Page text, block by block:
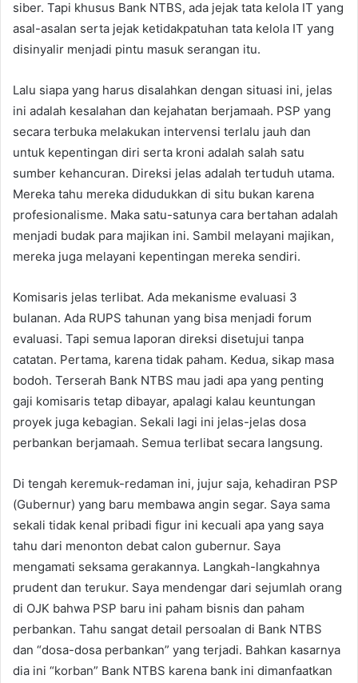
siber. Tapi khusus Bank NTBS, ada jejak tata kelola IT yang
asal-asalan serta jejak ketidakpatuhan tata kelola IT yang
disinyalir menjadi pintu masuk serangan itu.
Lalu siapa yang harus disalahkan dengan situasi ini, jelas
ini adalah kesalahan dan kejahatan berjamaah. PSP yang
secara terbuka melakukan intervensi terlalu jauh dan
untuk kepentingan diri serta kroni adalah salah satu
sumber kehancuran. Direksi jelas adalah tertuduh utama.
Mereka tahu mereka didudukkan di situ bukan karena
profesionalisme. Maka satu-satunya cara bertahan adalah
menjadi budak para majikan ini. Sambil melayani majikan,
mereka juga melayani kepentingan mereka sendiri.
Komisaris jelas terlibat. Ada mekanisme evaluasi 3
bulanan. Ada RUPS tahunan yang bisa menjadi forum
evaluasi. Tapi semua laporan direksi disetujui tanpa
catatan. Pertama, karena tidak paham. Kedua, sikap masa
bodoh. Terserah Bank NTBS mau jadi apa yang penting
gaji komisaris tetap dibayar, apalagi kalau keuntungan
proyek juga kebagian. Sekali lagi ini jelas-jelas dosa
perbankan berjamaah. Semua terlibat secara langsung.
Di tengah keremuk-redaman ini, jujur saja, kehadiran PSP
(Gubernur) yang baru membawa angin segar. Saya sama
sekali tidak kenal pribadi figur ini kecuali apa yang saya
tahu dari menonton debat calon gubernur. Saya
mengamati seksama gerakannya. Langkah-langkahnya
prudent dan terukur. Saya mendengar dari sejumlah orang
di OJK bahwa PSP baru ini paham bisnis dan paham
perbankan. Tahu sangat detail persoalan di Bank NTBS
dan “dosa-dosa perbankan” yang terjadi. Bahkan kasarnya
dia ini “korban” Bank NTBS karena bank ini dimanfaatkan